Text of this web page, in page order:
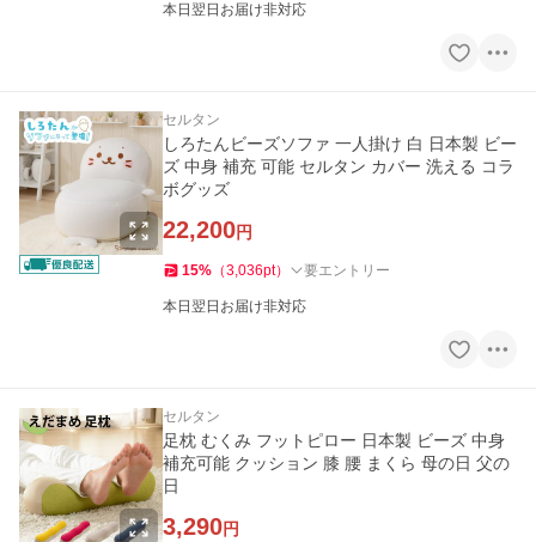
本日翌日お届け非対応
セルタン
しろたんビーズソファ 一人掛け 白 日本製 ビー
ズ 中身 補充 可能 セルタン カバー 洗える コラ
ボグッズ
22,200円
15% （3,036pt） 要エントリー
本日翌日お届け非対応
セルタン
足枕 むくみ フットピロー 日本製 ビーズ 中身
補充可能 クッション 膝 腰 まくら 母の日 父の
日
3,290円